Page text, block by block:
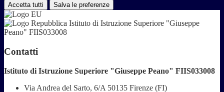
Accetta tutti Salva le preferenze
Istituto di Istruzione Superiore "Giuseppe
Peano" FIIS033008
Contatti
Istituto di Istruzione Superiore "Giuseppe Peano" FIIS033008
Via Andrea del Sarto, 6/A 50135 Firenze (FI)